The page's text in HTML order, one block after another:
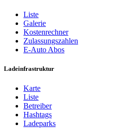
Liste
Galerie
Kostenrechner
Zulassungszahlen
E-Auto Abos
Ladeinfrastruktur
Karte
Liste
Betreiber
Hashtags
Ladeparks